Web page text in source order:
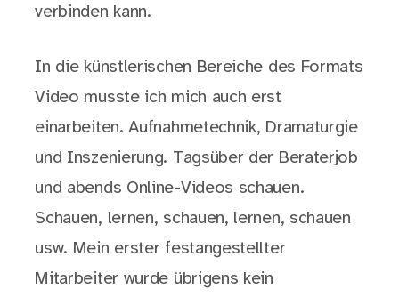
verbinden kann.
In die künstlerischen Bereiche des Formats
Video musste ich mich auch erst
einarbeiten. Aufnahmetechnik, Dramaturgie
und Inszenierung. Tagsüber der Beraterjob
und abends Online-Videos schauen.
Schauen, lernen, schauen, lernen, schauen
usw. Mein erster festangestellter
Mitarbeiter wurde übrigens kein